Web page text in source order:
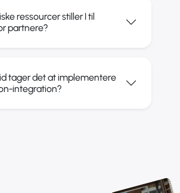
ressourcer stiller I til
partnere?
tager det at implementere
integration?